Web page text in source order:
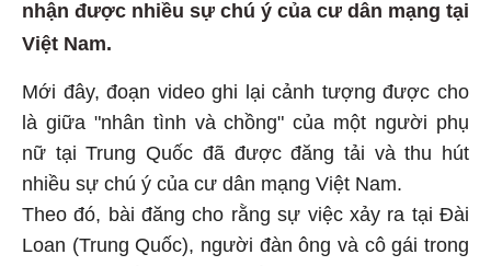
nhận được nhiều sự chú ý của cư dân mạng tại
Việt Nam.
Mới đây, đoạn video ghi lại cảnh tượng được cho
là giữa "nhân tình và chồng" của một người phụ
nữ tại Trung Quốc đã được đăng tải và thu hút
nhiều sự chú ý của cư dân mạng Việt Nam.
Theo đó, bài đăng cho rằng sự việc xảy ra tại Đài
Loan (Trung Quốc), người đàn ông và cô gái trong